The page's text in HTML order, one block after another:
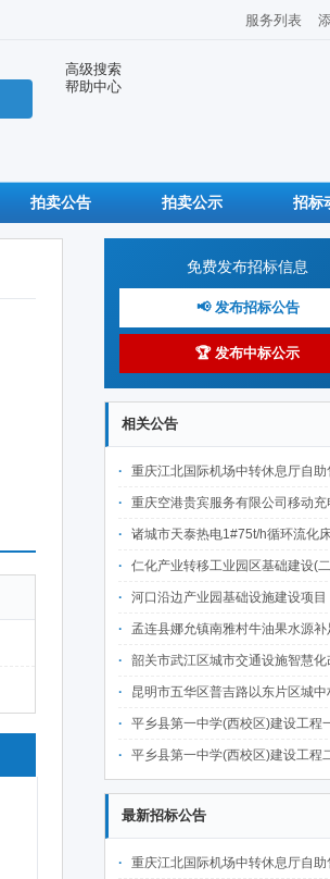
服务列表
高级搜索
帮助中心
拍卖公告 拍卖公示 招标
免费发布招标信息
📢 发布招标公告
🏆 发布中标公示
相关公告
重庆江北国际机场中转休息厅自助售卖机点位公开招
重庆空港贵宾服务有限公司移动充电宝点位资源公开
诸城市天泰热电1#75t/h循环流化床锅炉及配套设施升级改造项目（设计施工一体
仁化产业转移工业园区基础建设(二期)一韶关仁化产业园区工业二路道路及桥梁(西侧扩园段)建设
河口沿边产业园基础设施建设项目（二期）设计施工总承包（EPC）(三次
孟连县娜允镇南雅村牛油果水源补足提质增效建设项目
韶关市武江区城市交通设施智慧化改造提升项目-基础建设工程（一期）A标段施
昆明市五华区普吉路以东片区城中村改造项目（一期）A7、A-4-2地块安置房项目供配电设计施工一体化
平乡县第一中学(西校区)建设工程一标段施工
平乡县第一中学(西校区)建设工程二标段施工
最新招标公告
重庆江北国际机场中转休息厅自助售卖机点位公开招